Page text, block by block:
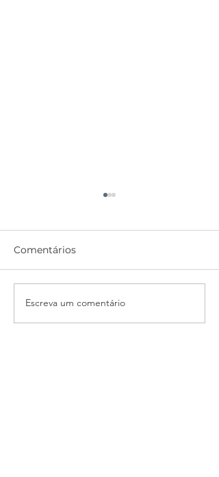
Antes de derreter
Comentários
Escreva um comentário